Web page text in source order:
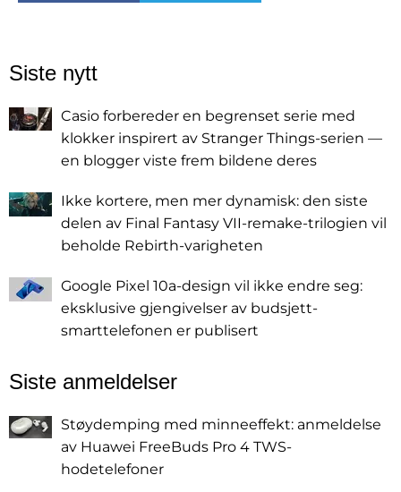
Siste nytt
Casio forbereder en begrenset serie med
klokker inspirert av Stranger Things-serien —
en blogger viste frem bildene deres
Ikke kortere, men mer dynamisk: den siste
delen av Final Fantasy VII-remake-trilogien vil
beholde Rebirth-varigheten
Google Pixel 10a-design vil ikke endre seg:
eksklusive gjengivelser av budsjett-
smarttelefonen er publisert
Siste anmeldelser
Støydemping med minneeffekt: anmeldelse
av Huawei FreeBuds Pro 4 TWS-
hodetelefoner